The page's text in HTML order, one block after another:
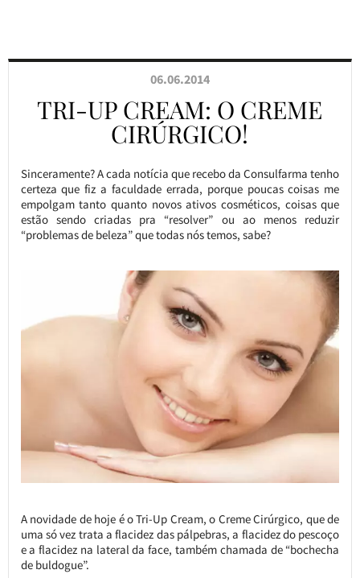
06.06.2014
TRI-UP CREAM: O CREME
CIRÚRGICO!
Sinceramente? A cada notícia que recebo da Consulfarma tenho
certeza que fiz a faculdade errada, porque poucas coisas me
empolgam tanto quanto novos ativos cosméticos, coisas que
estão sendo criadas pra “resolver” ou ao menos reduzir
“problemas de beleza” que todas nós temos, sabe?
A novidade de hoje é o Tri-Up Cream, o Creme Cirúrgico, que de
uma só vez trata a flacidez das pálpebras, a flacidez do pescoço
e a flacidez na lateral da face, também chamada de “bochecha
de buldogue”.